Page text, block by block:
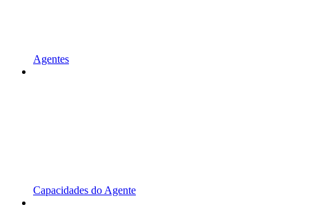
Agentes
Capacidades do Agente